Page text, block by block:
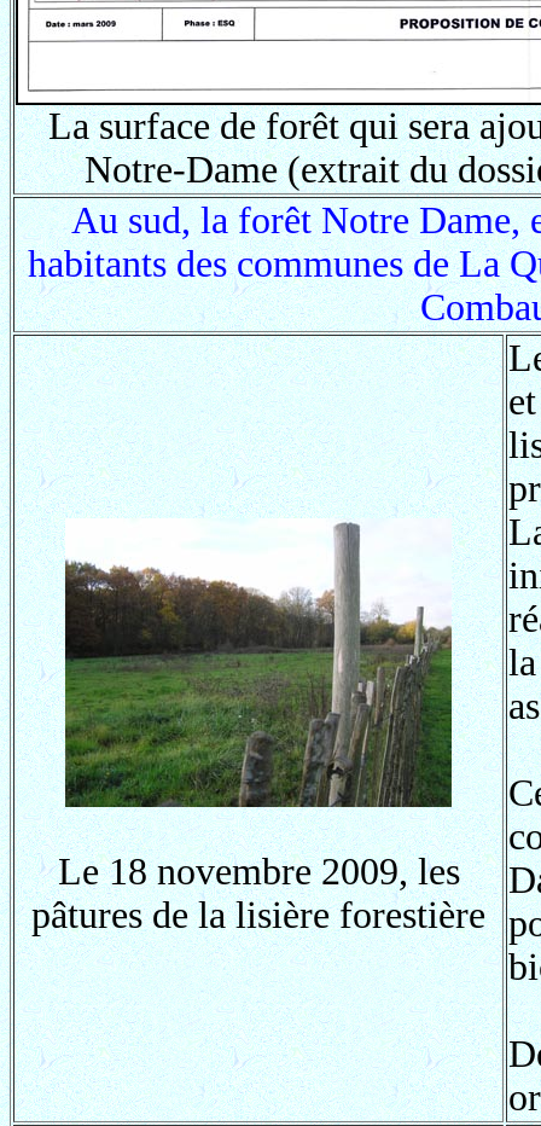
La surface de forêt qui sera
Notre-Dame (extrait du
Au sud, la forêt Notre Dame,
habitants des communes de La
Le 18 novembre 2009, les
pâtures de la lisière forestière